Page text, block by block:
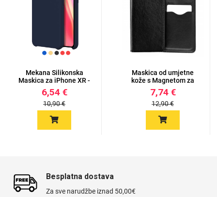
Mekana Silikonska
Maskica za iPhone XR -
Više...
6,54 €
10,90 €
Maskica od umjetne
kože s Magnetom za
iPhone X...
7,74 €
12,90 €
Besplatna dostava
Za sve narudžbe iznad 50,00€